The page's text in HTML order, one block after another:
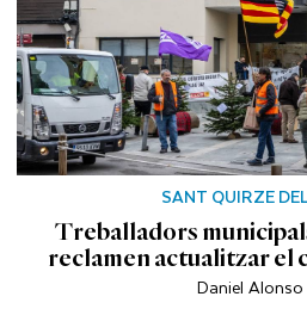
SANT QUIRZE
Treballadors
reclamen actualitzar el
Daniel Alonso